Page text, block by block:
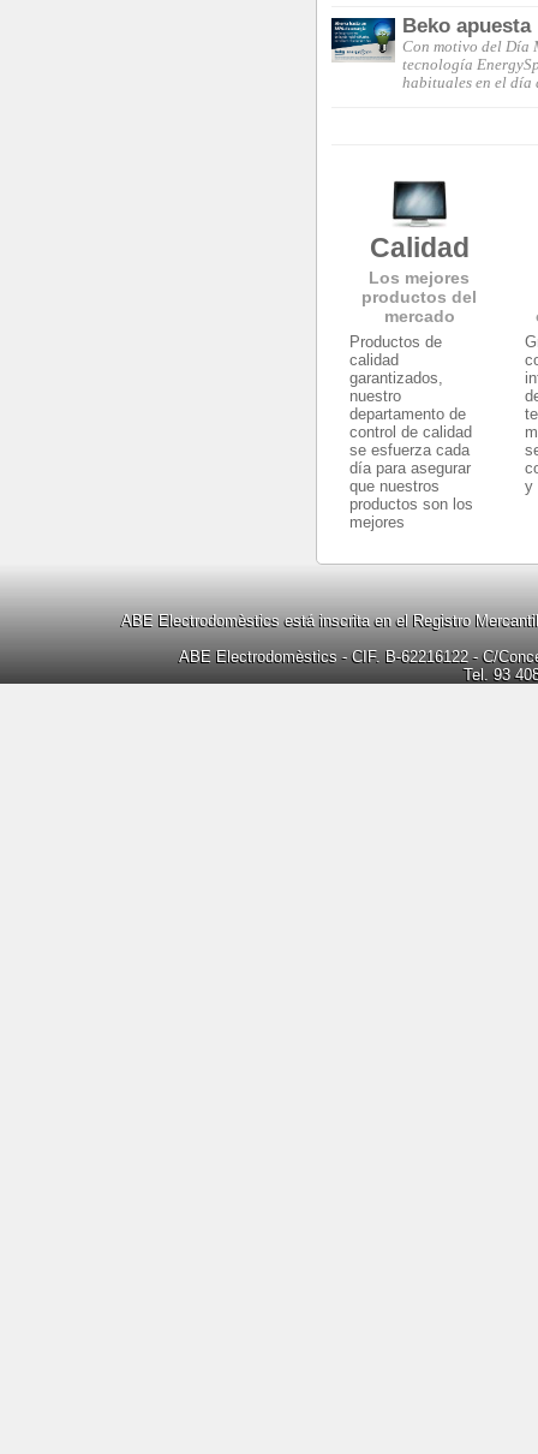
Beko
Con motivo del Día
tecnología
habituales en el día
Calidad
Los mejores
productos del
mercado
Productos de
calidad
garantizados,
nuestro
departamento de
control de calidad
se esfuerza cada
día para asegurar
que nuestros
productos son los
mejores
y
ABE Electrodomèstics está inscrita en el Registro
ABE Electrodomèstics - CIF. B-62216122 - C/
Tel. 93